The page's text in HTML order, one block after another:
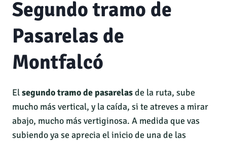
Segundo tramo de
Pasarelas de
Montfalcó
Elsegundo tramo de pasarelasde la ruta, sube
mucho más vertical, y la caída, si te atreves a mirar
abajo, mucho más vertiginosa. A medida que vas
subiendo ya se aprecia el inicio de una de las